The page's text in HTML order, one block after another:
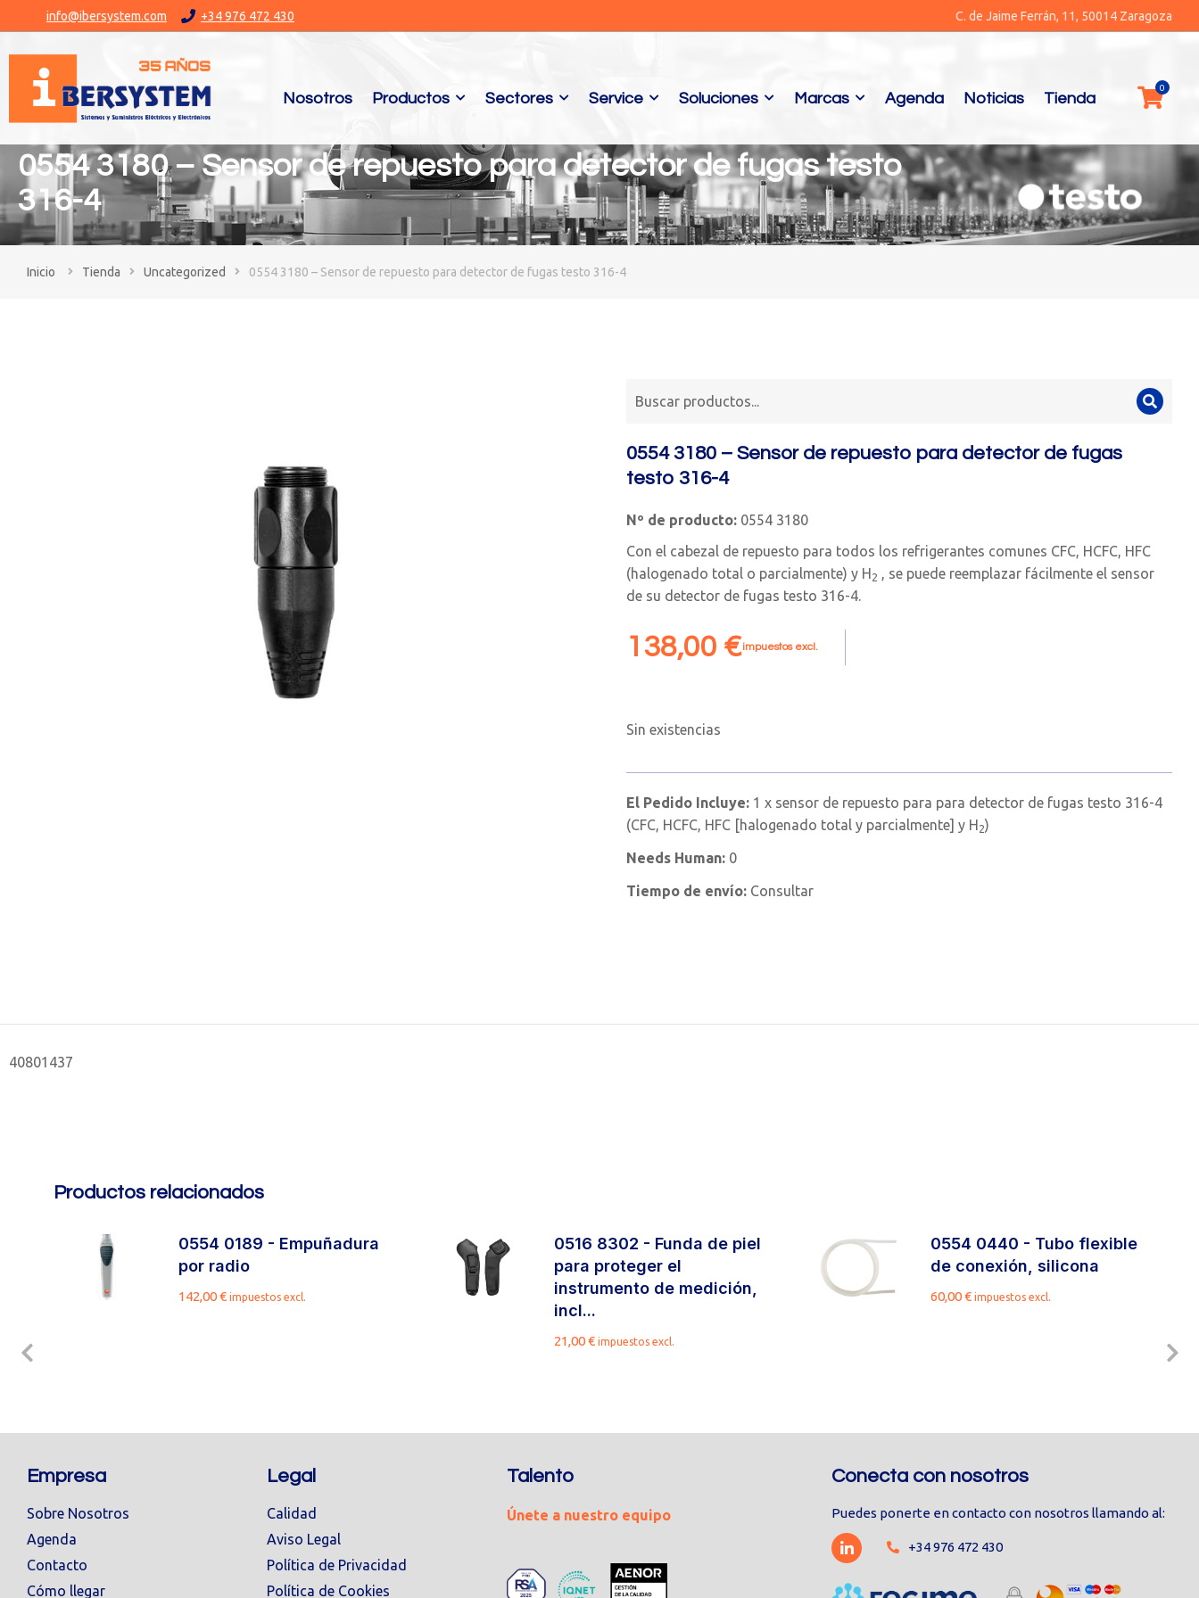
info@ibersystem.com +34 976 472 430 C. de Jaime Ferrán, 11, 50014 Zaragoza
Nosotros Productos Sectores Service Soluciones Marcas Agenda Noticias Tienda
0554 3180 – Sensor de repuesto para detector de fugas testo
316-4
You are here:
Tienda Uncategorized 0554 3180 – Sensor de repuesto para detector de fugas testo 316-4
0554 3180 – Sensor de repuesto para detector de fugas
testo 316-4
Nº de producto: 0554 3180
Con el cabezal de repuesto para todos los refrigerantes comunes CFC, HCFC, HFC
(halogenado total o parcialmente) y H2 , se puede reemplazar fácilmente el sensor
de su detector de fugas testo 316-4.
138,00 €impuestos excl.
Sin existencias
El Pedido Incluye: 1 x sensor de repuesto para para detector de fugas testo 316-4
(CFC, HCFC, HFC [halogenado total y parcialmente] y H2)
Needs Human: 0
Tiempo de envío: Consultar
40801437
Productos relacionados
0554 0189 - Empuñadura
por radio
142,00€ impuestos excl.
0516 8302 - Funda de piel
para proteger el
instrumento de medición,
incl...
21,00€ impuestos excl.
0554 0440 - Tubo flexible
de conexión, silicona
60,00€ impuestos excl.
Empresa
Sobre Nosotros
Agenda
Contacto
Cómo llegar
Legal
Calidad
Aviso Legal
Política de Privacidad
Política de Cookies
Talento
Únete a nuestro equipo
Conecta con nosotros
Puedes ponerte en contacto con nosotros llamando al:
+34 976 472 430